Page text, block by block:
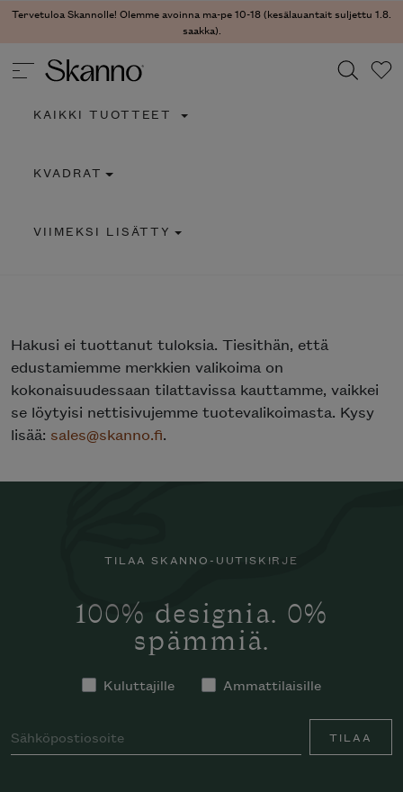
Tervetuloa Skannolle! Olemme avoinna ma-pe 10-18 (kesälauantait suljettu 1.8.
saakka).
Type 2 or more characters for results.
KAIKKI TUOTTEET
KVADRAT
VIIMEKSI LISÄTTY
Hakusi ei tuottanut tuloksia. Tiesithän, että
edustamiemme merkkien valikoima on
kokonaisuudessaan tilattavissa kauttamme, vaikkei
se löytyisi nettisivujemme tuotevalikoimasta. Kysy
lisää: sales@skanno.fi.
TILAA SKANNO-UUTISKIRJE
100% designia. 0%
spämmiä.
Kuluttajille Ammattilaisille
TILAA